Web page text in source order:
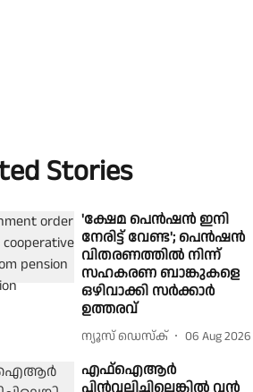
Stories
'ക്ഷേമ പെൻഷൻ ഇനി
നേരിട്ട് വേണ്ട'; പെൻഷൻ
വിതരണത്തിൽ നിന്ന്
സഹകരണ ബാങ്കുകളെ
ഒഴിവാക്കി സർക്കാർ
ഉത്തരവ്
ന്യൂസ് ഡെസ്ക് 06 Aug 2026
എഫ്ഐആര്‍